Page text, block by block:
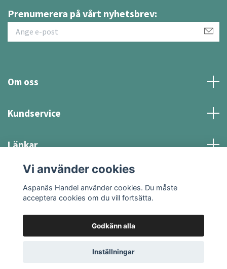
Prenumerera på vårt nyhetsbrev:
Om oss
Kundservice
Länkar
Sociala medier
© 2026 Aspanäs Handel
Vi använder cookies
Aspanäs Handel använder cookies. Du måste
acceptera cookies om du vill fortsätta.
Godkänn alla
Inställningar